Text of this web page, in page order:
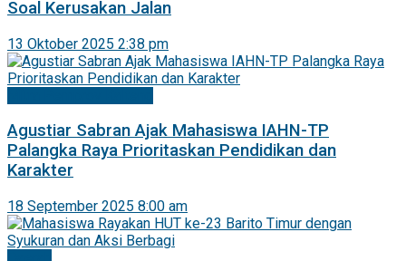
Soal Kerusakan Jalan
13 Oktober 2025 2:38 pm
Agustiar Sabran Ajak Mahasiswa IAHN-TP
Palangka Raya Prioritaskan Pendidikan dan
Karakter
18 September 2025 8:00 am